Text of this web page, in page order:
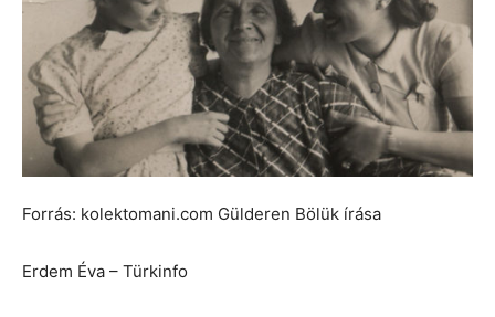
Forrás: kolektomani.com Gülderen Bölük írása
Erdem Éva – Türkinfo